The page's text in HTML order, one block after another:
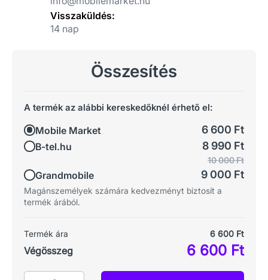
Visszaküldés:
14 nap
Összesítés
A termék az alábbi kereskedőknél érhető el:
Mobile Market 6 600 Ft
B-tel.hu 8 990 Ft
Grandmobile
10 000 Ft
9 000 Ft
Magánszemélyek számára kedvezményt biztosít a
termék árából.
Termék ára 6 600 Ft
Végösszeg 6 600 Ft